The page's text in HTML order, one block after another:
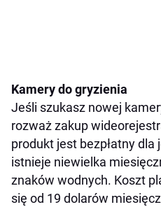
Kamery do gryzienia
Jeśli szukasz nowej
rozważ zakup
produkt jest bezpłatny
istnieje niewielka
znaków wodnych. Koszt
się od 19 dolarów